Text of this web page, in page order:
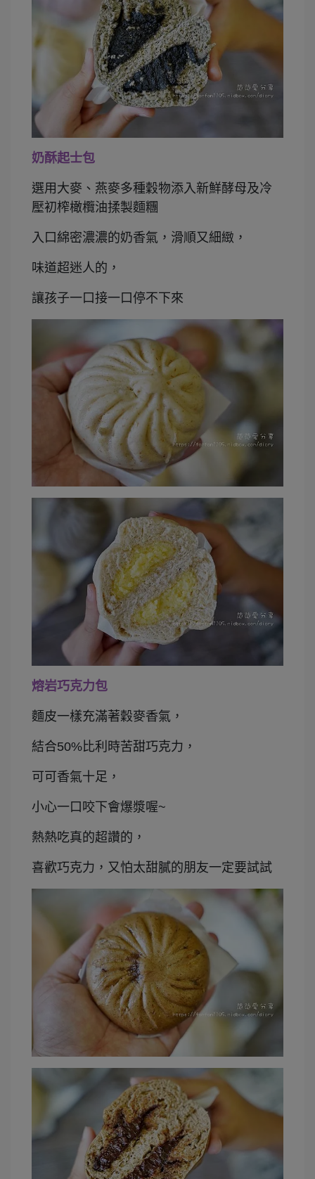
奶酥起士包
選用大麥、燕麥多種穀物添入新鮮酵母及冷
壓初榨橄欖油揉製麵糰
入口綿密濃濃的奶香氣，滑順又細緻，
味道超迷人的，
讓孩子一口接一口停不下來
熔岩巧克力包
麵皮一樣充滿著穀麥香氣，
結合50%比利時苦甜巧克力，
可可香氣十足，
小心一口咬下會爆漿喔~
熱熱吃真的超讚的，
喜歡巧克力，又怕太甜膩的朋友一定要試試